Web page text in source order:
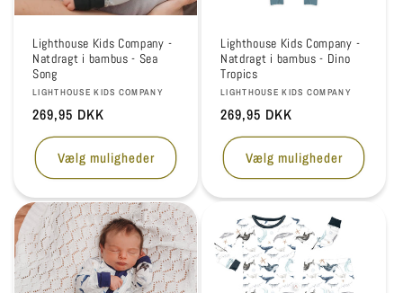
Lighthouse Kids Company -
Natdragt i bambus - Sea
Song
Forhandler:
LIGHTHOUSE KIDS COMPANY
Normalpris
269,95 DKK
Vælg muligheder
Lighthouse Kids Company -
Natdragt i bambus - Dino
Tropics
Forhandler:
LIGHTHOUSE KIDS COMPANY
Normalpris
269,95 DKK
Vælg muligheder